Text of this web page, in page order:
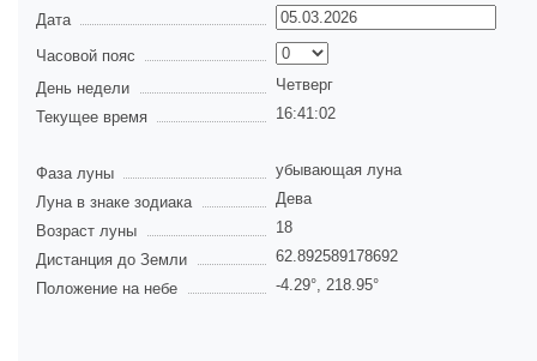
Дата
Часовой пояс
День недели
Четверг
Текущее время
16:41:02
Фаза луны
убывающая луна
Луна в знаке зодиака
Дева
Возраст луны
18
Дистанция до Земли
62.892589178692
Положение на небе
-4.29°, 218.95°